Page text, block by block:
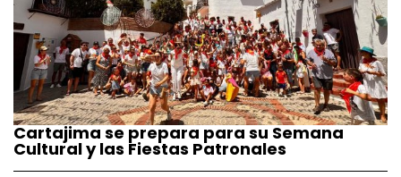
Cartajima se prepara para su Semana
Cultural y las Fiestas Patronales